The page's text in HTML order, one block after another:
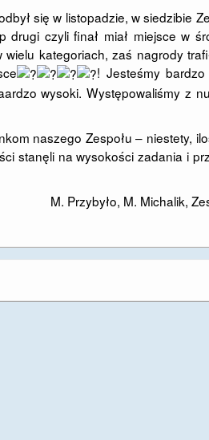
się w listopadzie, w siedzibie
drugi czyli finał miał miejsce w
kategoriach, zaś nagrody
! Jesteśmy
wysoki. Występowaliśmy z
naszego Zespołu – niestety,
stanęli na wysokości zadania i
M. Przybyło, M. Michalik,